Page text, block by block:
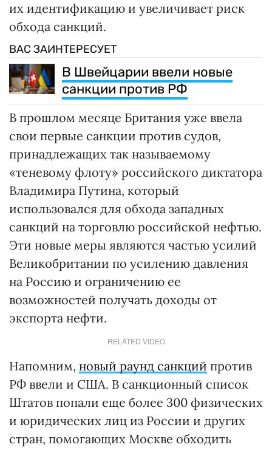
их идентификацию и увеличивает риск
обхода санкций.
ВАС ЗАИНТЕРЕСУЕТ
В Швейцарии ввели новые
санкции против РФ
В прошлом месяце Британия уже ввела
свои первые санкции против судов,
принадлежащих так называемому
«теневому флоту» российского диктатора
Владимира Путина, который
использовался для обхода западных
санкций на торговлю российской нефтью.
Эти новые меры являются частью усилий
Великобритании по усилению давления
на Россию и ограничению ее
возможностей получать доходы от
экспорта нефти.
RELATED VIDEO
Напомним, новый раунд санкций против
РФ ввели и США. В санкционный список
Штатов попали еще более 300 физических
и юридических лиц из России и других
стран, помогающих Москве обходить